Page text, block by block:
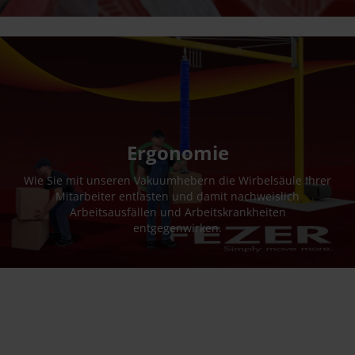
Ergonomie
Wie Sie mit unseren Vakuumhebern die Wirbelsäule Ihrer
Mitarbeiter entlasten und damit nachweislich
Arbeitsausfällen und Arbeitskrankheiten
entgegenwirken.